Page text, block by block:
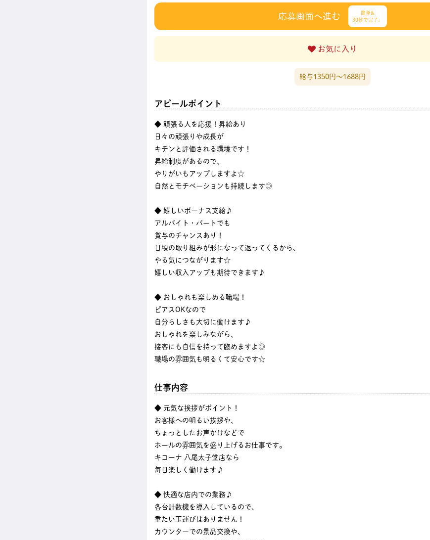
応募画面へ進む
簡単&
30秒で完了♩
お気に入り
給与1350円〜1688円
アピールポイント
◆ 頑張る人を応援！昇給あり
日々の頑張りや成長が
キチンと評価される環境です！
昇給制度があるので、
やりがいもアップしますよ☆
自然とモチベーションも持続します◎
◆ 嬉しいボーナス支給♪
アルバイト・パートでも
賞与のチャンスあり！
日頃の取り組みが形になって返ってくるから、
やる気につながります☆
嬉しい収入アップも期待できます♪
◆ おしゃれも楽しめる職場！
ピアスOKなので
自分らしさも大切に働けます♪
おしゃれを楽しみながら、
接客にも自信を持って臨めますよ◎
職場の雰囲気も明るくて安心です☆
仕事内容
◆ 元気な挨拶がポイント！
お客様への明るい挨拶や、
ちょっとしたお声かけなどで
ホールの雰囲気を盛り上げるお仕事です。
キコーナ 八尾太子堂店なら
毎日楽しく働けます♪
◆ 快適な店内での業務♪
各台計数機を導入しているので、
重たい玉運びはありません！
カウンターでの景品交換や、